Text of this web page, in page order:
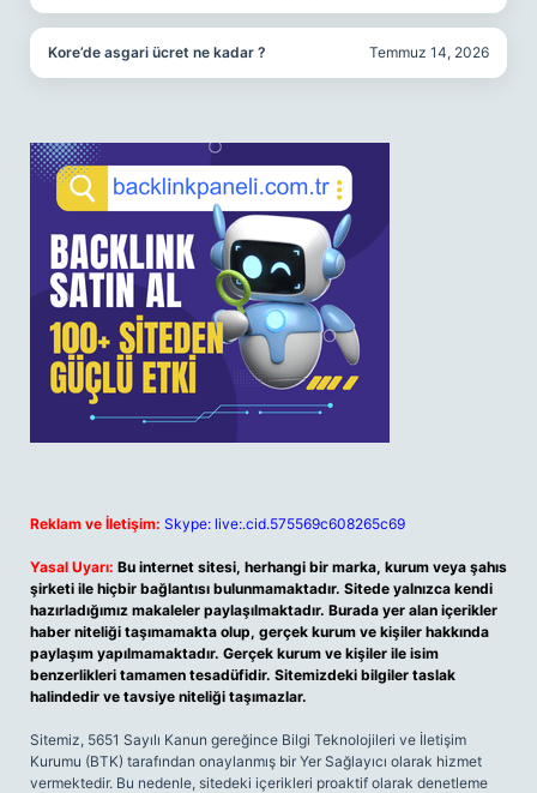
Kore’de asgari ücret ne kadar ? Temmuz 14, 2026
Reklam ve İletişim: Skype: live:.cid.575569c608265c69
Yasal Uyarı: Bu internet sitesi, herhangi bir marka, kurum veya şahıs
şirketi ile hiçbir bağlantısı bulunmamaktadır. Sitede yalnızca kendi
hazırladığımız makaleler paylaşılmaktadır. Burada yer alan içerikler
haber niteliği taşımamakta olup, gerçek kurum ve kişiler hakkında
paylaşım yapılmamaktadır. Gerçek kurum ve kişiler ile isim
benzerlikleri tamamen tesadüfidir. Sitemizdeki bilgiler taslak
halindedir ve tavsiye niteliği taşımazlar.
Sitemiz, 5651 Sayılı Kanun gereğince Bilgi Teknolojileri ve İletişim
Kurumu (BTK) tarafından onaylanmış bir Yer Sağlayıcı olarak hizmet
vermektedir. Bu nedenle, sitedeki içerikleri proaktif olarak denetleme